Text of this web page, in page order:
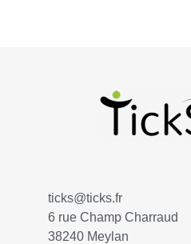
ticks@ticks.fr
6 rue Champ Charraud
38240 Meylan